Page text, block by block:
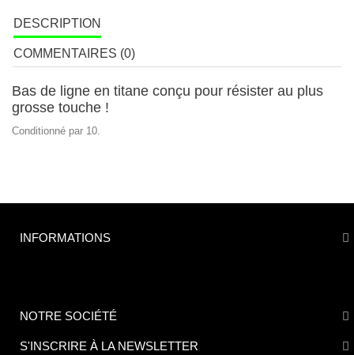
DESCRIPTION
COMMENTAIRES (0)
Bas de ligne en titane conçu pour résister au plus
grosse touche !
Conditionné par 10.
INFORMATIONS
NOTRE SOCIÉTÉ
S'INSCRIRE À LA NEWSLETTER